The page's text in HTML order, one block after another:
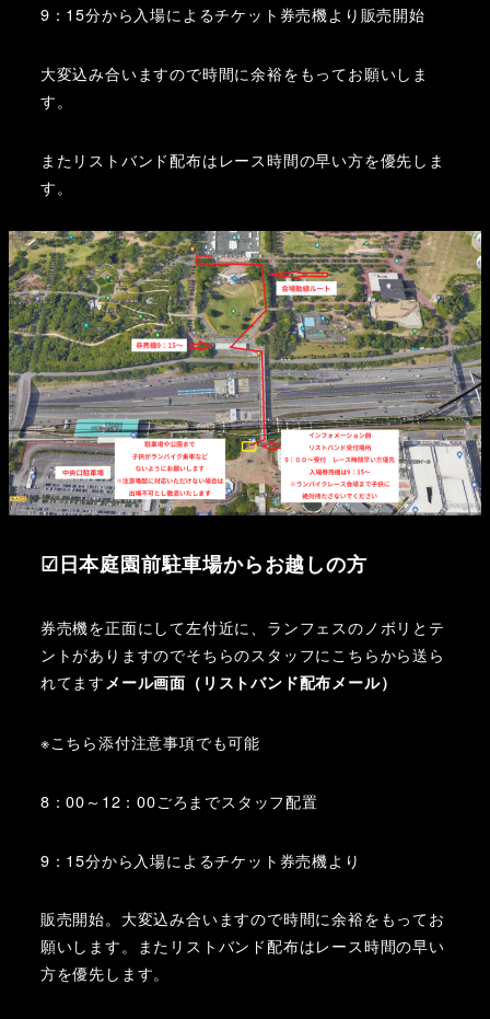
9：15分から入場によるチケット券売機より販売開始
大変込み合いますので時間に余裕をもってお願いしま
す。
またリストバンド配布はレース時間の早い方を優先しま
す。
☑日本庭園前駐車場からお越しの方
券売機を正面にして左付近に、ランフェスのノボリとテ
ントがありますのでそちらのスタッフにこちらから送ら
れてますメール画面（リストバンド配布メール）
※こちら添付注意事項でも可能
8：00～12：00ごろまでスタッフ配置
9：15分から入場によるチケット券売機より
販売開始。大変込み合いますので時間に余裕をもってお
願いします。またリストバンド配布はレース時間の早い
方を優先します。